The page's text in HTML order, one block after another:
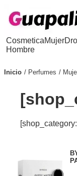
Cosmetica
Hombre
Mujer
Inicio Perfumes